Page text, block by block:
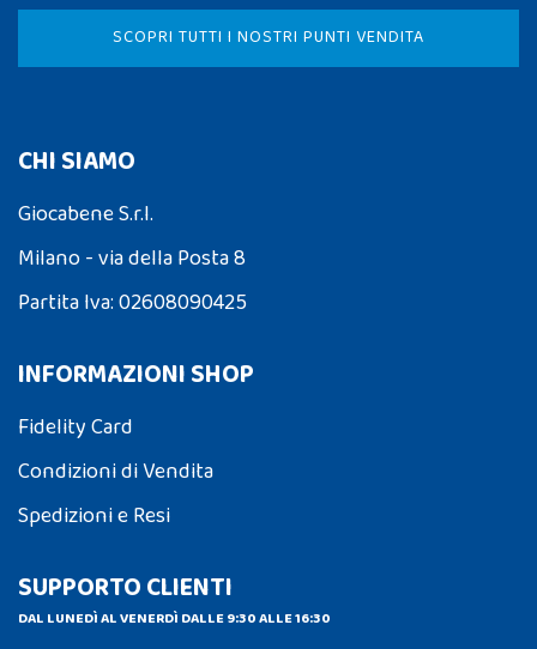
SCOPRI TUTTI I NOSTRI PUNTI VENDITA
CHI SIAMO
Giocabene S.r.l.
Milano - via della Posta 8
Partita Iva: 02608090425
INFORMAZIONI SHOP
Fidelity Card
Condizioni di Vendita
Spedizioni e Resi
SUPPORTO CLIENTI
DAL LUNEDÌ AL VENERDÌ DALLE 9:30 ALLE 16:30